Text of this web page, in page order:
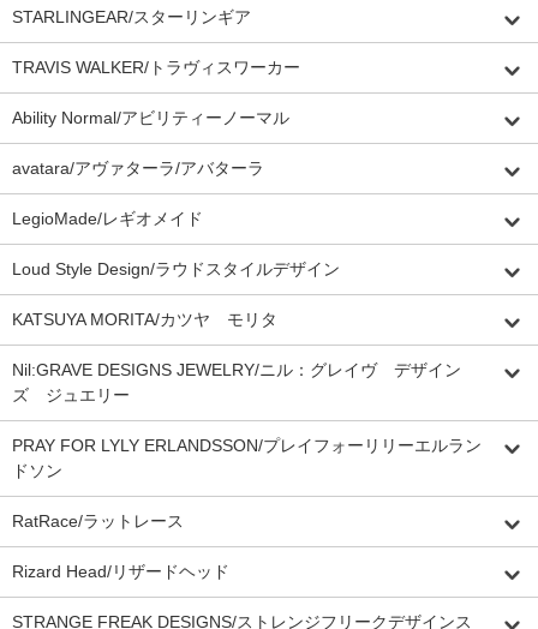
STARLINGEAR/スターリンギア
TRAVIS WALKER/トラヴィスワーカー
Ability Normal/アビリティーノーマル
avatara/アヴァターラ/アバターラ
LegioMade/レギオメイド
Loud Style Design/ラウドスタイルデザイン
KATSUYA MORITA/カツヤ モリタ
Nil:GRAVE DESIGNS JEWELRY/ニル：グレイヴ デザイン
ズ ジュエリー
PRAY FOR LYLY ERLANDSSON/プレイフォーリリーエルラン
ドソン
RatRace/ラットレース
Rizard Head/リザードヘッド
STRANGE FREAK DESIGNS/ストレンジフリークデザインス